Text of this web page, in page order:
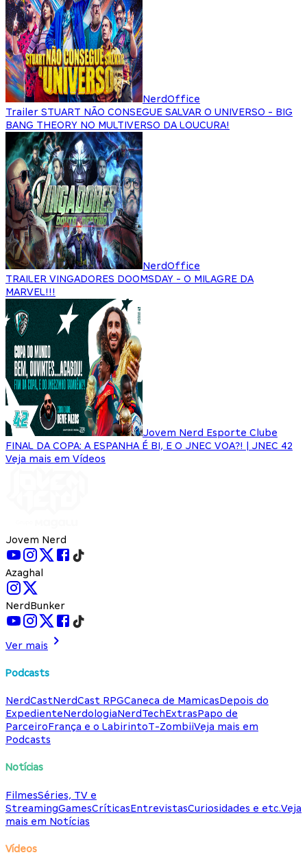
NerdOffice
Trailer STUART NÃO CONSEGUE SALVAR O UNIVERSO - BIG
BANG THEORY NO MULTIVERSO DA LOUCURA!
NerdOffice
TRAILER VINGADORES DOOMSDAY - O MILAGRE DA
MARVEL!!!
Jovem Nerd Esporte Clube
FINAL DA COPA: A ESPANHA É BI, E O JNEC VOA?! | JNEC 42
Veja mais em Vídeos
Jovem Nerd
Azaghal
NerdBunker
Ver mais
Podcasts
NerdCastNerdCast RPGCaneca de MamicasDepois do
ExpedienteNerdologiaNerdTechExtrasPapo de
ParceiroFrança e o LabirintoT-ZombiiVeja mais em
Podcasts
Notícias
FilmesSéries, TV e
StreamingGamesCríticasEntrevistasCuriosidades e etc.Veja
mais em Notícias
Vídeos